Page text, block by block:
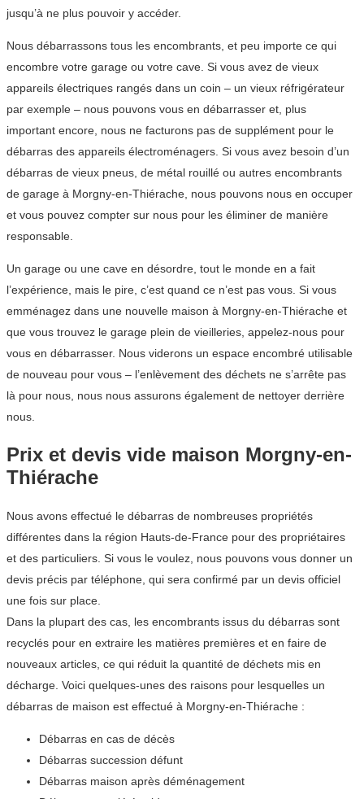
jusqu’à ne plus pouvoir y accéder.
Nous débarrassons tous les encombrants, et peu importe ce qui
encombre votre garage ou votre cave. Si vous avez de vieux
appareils électriques rangés dans un coin – un vieux réfrigérateur
par exemple – nous pouvons vous en débarrasser et, plus
important encore, nous ne facturons pas de supplément pour le
débarras des appareils électroménagers. Si vous avez besoin d’un
débarras de vieux pneus, de métal rouillé ou autres encombrants
de garage à Morgny-en-Thiérache, nous pouvons nous en occuper
et vous pouvez compter sur nous pour les éliminer de manière
responsable.
Un garage ou une cave en désordre, tout le monde en a fait
l’expérience, mais le pire, c’est quand ce n’est pas vous. Si vous
emménagez dans une nouvelle maison à Morgny-en-Thiérache et
que vous trouvez le garage plein de vieilleries, appelez-nous pour
vous en débarrasser. Nous viderons un espace encombré utilisable
de nouveau pour vous – l’enlèvement des déchets ne s’arrête pas
là pour nous, nous nous assurons également de nettoyer derrière
nous.
Prix et devis vide maison Morgny-en-
Thiérache
Nous avons effectué le débarras de nombreuses propriétés
différentes dans la région Hauts-de-France pour des propriétaires
et des particuliers. Si vous le voulez, nous pouvons vous donner un
devis précis par téléphone, qui sera confirmé par un devis officiel
une fois sur place.
Dans la plupart des cas, les encombrants issus du débarras sont
recyclés pour en extraire les matières premières et en faire de
nouveaux articles, ce qui réduit la quantité de déchets mis en
décharge. Voici quelques-unes des raisons pour lesquelles un
débarras de maison est effectué à Morgny-en-Thiérache :
Débarras en cas de décès
Débarras succession défunt
Débarras maison après déménagement